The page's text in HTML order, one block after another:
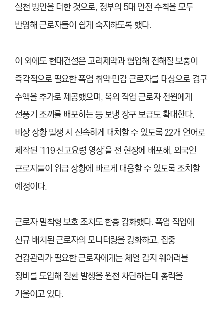
실천 방안을 더한 것으로, 정부의 5대 안전 수칙을 모두
반영해 근로자들이 쉽게 숙지하도록 했다.
이 외에도 현대건설은 고려제약과 협업해 전해질 보충이
즉각적으로 필요한 폭염 취약·민감 근로자를 대상으로 경구
수액을 추가로 제공했으며, 옥외 작업 근로자 전원에게
선풍기 조끼를 배포하는 등 보냉 장구 보급도 확대한다.
비상 상황 발생 시 신속하게 대처할 수 있도록 22개 언어로
제작된 ‘119 신고요령 영상’을 전 현장에 배포해, 외국인
근로자들이 위급 상황에 빠르게 대응할 수 있도록 조치할
예정이다.
근로자 밀착형 보호 조치도 한층 강화했다. 폭염 작업에
신규 배치된 근로자의 모니터링을 강화하고, 집중
건강관리가 필요한 근로자에게는 체열 감지 웨어러블
장비를 도입해 질환 발생을 원천 차단하는데 총력을
기울이고 있다.